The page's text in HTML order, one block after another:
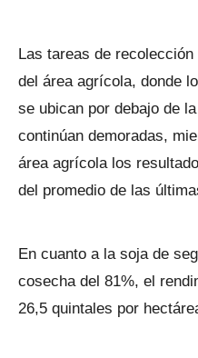
Las tareas de
del área agrícola, donde
se ubican por debajo de
continúan demoradas,
área agrícola los
del promedio de las
En cuanto a la soja de
cosecha del 81%, el
26,5 quintales por